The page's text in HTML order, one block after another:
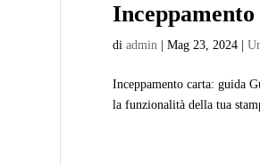
di admin| Mag 23, 2024|
Inceppamento carta: guida
la funzionalità della tua